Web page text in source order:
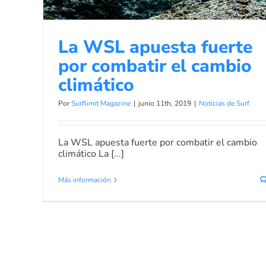
La WSL apuesta fuerte
por combatir el cambio
climático
PorSurflimit Magazine | junio 11th, 2019 | Noticias de Surf
La WSL apuesta fuerte por combatir el cambio
climático La [...]
Más información